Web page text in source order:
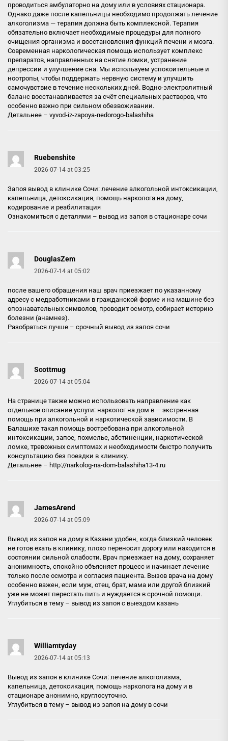
проводиться амбулаторно на дому или в условиях стационара.
Однако даже после капельницы необходимо продолжать лечение
алкоголизма — терапия должна быть комплексной. Терапия
обязательно включает необходимые процедуры для полного
очищения организма и восстановления функций печени и мозга.
Современная наркологическая помощь использует комплекс
препаратов, направленных на снятие ломки, устранение
депрессии и улучшение сна. Мы используем успокоительные и
ноотропы, чтобы поддержать нервную систему и улучшить
самочувствие в течение нескольких дней. Водно-электролитный
баланс восстанавливается за счёт специальных растворов, что
особенно важно при сильном обезвоживании.
Детальнее – vyvod-iz-zapoya-nedorogo-balashiha
Ruebenshite
2026-07-14 at 03:25
Запоя вывод в клинике Сочи: лечение алкогольной интоксикации,
капельница, детоксикация, помощь нарколога на дому,
кодирование и реабилитация
Ознакомиться с деталями – вывод из запоя в стационаре сочи
DouglasZem
2026-07-14 at 05:02
после вашего обращения наш врач приезжает по указанному
адресу с медработниками в гражданской форме и на машине без
опознавательных символов, проводит осмотр, собирает историю
болезни (анамнез).
Разобраться лучше – срочный вывод из запоя сочи
Scottmug
2026-07-14 at 05:04
На странице также можно использовать направление как
отдельное описание услуги: нарколог на дом в — экстренная
помощь при алкогольной и наркотической зависимости. В
Балашихе такая помощь востребована при алкогольной
интоксикации, запое, похмелье, абстиненции, наркотической
ломке, тревожных симптомах и необходимости быстро получить
консультацию без поездки в клинику.
Детальнее – http://narkolog-na-dom-balashiha13-4.ru
JamesArend
2026-07-14 at 05:09
Вывод из запоя на дому в Казани удобен, когда близкий человек
не готов ехать в клинику, плохо переносит дорогу или находится в
состоянии сильной слабости. Врач приезжает на дому, сохраняет
анонимность, спокойно объясняет процесс и начинает лечение
только после осмотра и согласия пациента. Вызов врача на дому
особенно важен, если муж, отец, брат, мама или другой близкий
уже не может перестать пить и нуждается в срочной помощи.
Углубиться в тему – вывод из запоя с выездом казань
Williamtyday
2026-07-14 at 05:13
Вывод из запоя в клинике Сочи: лечение алкоголизма,
капельница, детоксикация, помощь нарколога на дому и в
стационаре анонимно, круглосуточно.
Углубиться в тему – вывод из запоя на дому в сочи